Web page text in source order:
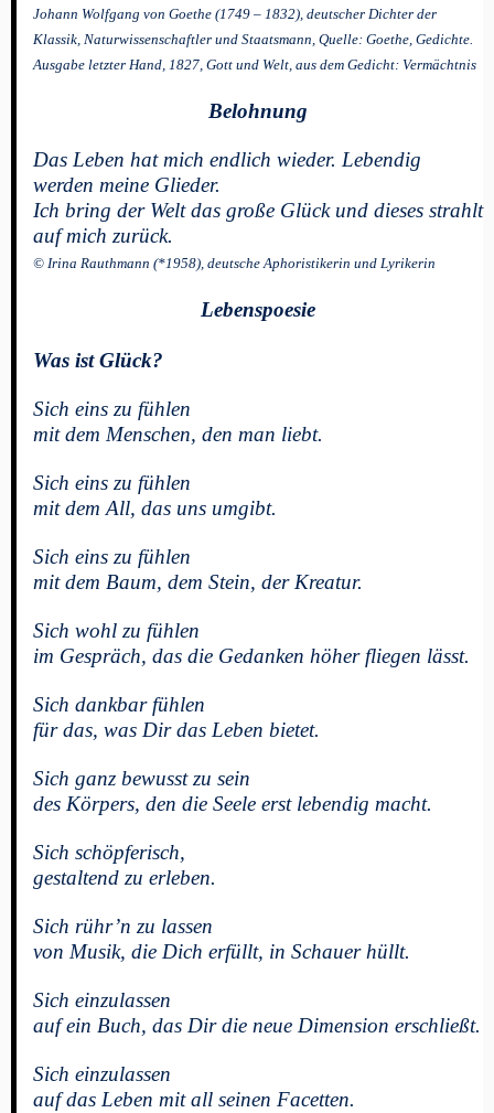
Johann Wolfgang von Goethe (1749 – 1832), deutscher Dichter der
Klassik, Naturwissenschaftler und Staatsmann, Quelle: Goethe, Gedichte.
Ausgabe letzter Hand, 1827, Gott und Welt, aus dem Gedicht: Vermächtnis
Belohnung
Das Leben hat mich endlich wieder. Lebendig
werden meine Glieder.
Ich bring der Welt das große Glück und dieses strahlt
auf mich zurück.
© Irina Rauthmann (*1958), deutsche Aphoristikerin und Lyrikerin
Lebenspoesie
Was ist Glück?
Sich eins zu fühlen
mit dem Menschen, den man liebt.
Sich eins zu fühlen
mit dem All, das uns umgibt.
Sich eins zu fühlen
mit dem Baum, dem Stein, der Kreatur.
Sich wohl zu fühlen
im Gespräch, das die Gedanken höher fliegen lässt.
Sich dankbar fühlen
für das, was Dir das Leben bietet.
Sich ganz bewusst zu sein
des Körpers, den die Seele erst lebendig macht.
Sich schöpferisch,
gestaltend zu erleben.
Sich rühr’n zu lassen
von Musik, die Dich erfüllt, in Schauer hüllt.
Sich einzulassen
auf ein Buch, das Dir die neue Dimension erschließt.
Sich einzulassen
auf das Leben mit all seinen Facetten.